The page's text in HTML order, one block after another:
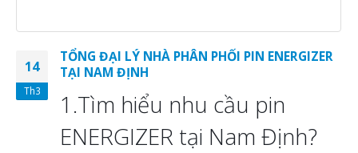
14
Th3
TỔNG ĐẠI LÝ NHÀ PHÂN PHỐI PIN ENERGIZER
TẠI NAM ĐỊNH
1.Tìm hiểu nhu cầu pin
ENERGIZER tại Nam Định?